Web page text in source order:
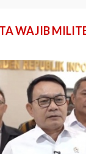
WAJIB